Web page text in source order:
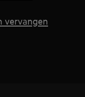
vervangen